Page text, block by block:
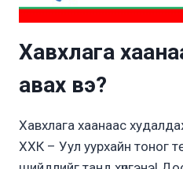
Хавхлага
авах вэ?
Хавхлага хаанаас
ХХК – Уул уурхайн тоног